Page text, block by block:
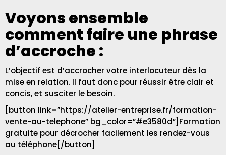
Voyons ensemble
comment faire une phrase
d’accroche :
L’objectif est d’accrocher votre interlocuteur dès la
mise en relation. Il faut donc pour réussir être clair et
concis, et susciter le besoin.
[button link=”https://atelier-entreprise.fr/formation-
vente-au-telephone” bg_color=”#e3580d”]Formation
gratuite pour décrocher facilement les rendez-vous
au téléphone[/button]